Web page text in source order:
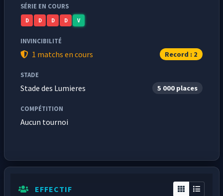
SÉRIE EN COURS
D D D D V
INVINCIBILITÉ
1 matchs en cours Record : 2
STADE
Stade des Lumieres 5 000 places
COMPÉTITION
Aucun tournoi
EFFECTIF